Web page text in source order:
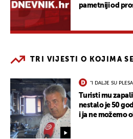
pametniji od
TRI VIJESTI O KOJIMA
"I DALJE SU
Turisti mu
nestalo je 50
i ja ne možemo